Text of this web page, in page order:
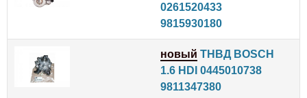
0261520433
9815930180
новый ТНВД BOSCH
1.6 HDI 0445010738
9811347380